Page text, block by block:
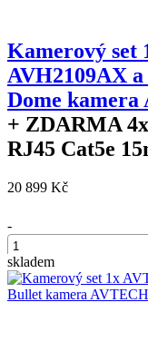
Kamerový set
AVH2109AX
Dome kamera
+ ZDARMA
RJ45 Cat5e
20 899 Kč
-
+
skladem